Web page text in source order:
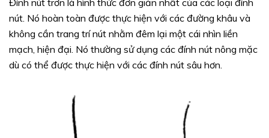
Đính nút trơn là hình thức đơn giản nhất của các loại đính
nút. Nó hoàn toàn được thực hiện với các đường khâu và
không cần trang trí nút nhằm đêm lại một cái nhìn liền
mạch, hiện đại. Nó thường sử dụng các đính nút nông mặc
dù có thể được thực hiện với các đính nút sâu hơn.